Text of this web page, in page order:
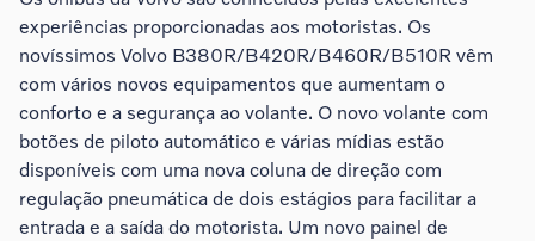
experiências proporcionadas aos motoristas. Os
novíssimos Volvo B380R/B420R/B460R/B510R vêm
com vários novos equipamentos que aumentam o
conforto e a segurança ao volante. O novo volante com
botões de piloto automático e várias mídias estão
disponíveis com uma nova coluna de direção com
regulação pneumática de dois estágios para facilitar a
entrada e a saída do motorista. Um novo painel de